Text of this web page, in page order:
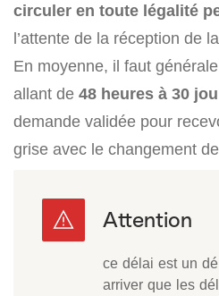
circuler en toute légalité
l’attente de la réception de
En moyenne, il faut
allant de 48 heures à 30
demande validée pour
grise avec le changement
ce délai est un
arriver que les